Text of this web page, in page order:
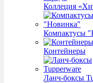
Коллеция
Компактусы
Контейнеры
Ланч-боксы